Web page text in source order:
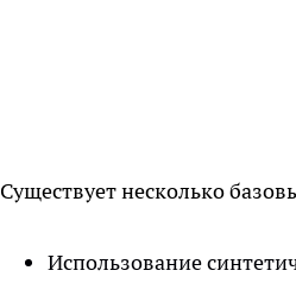
Существует несколько
Использование